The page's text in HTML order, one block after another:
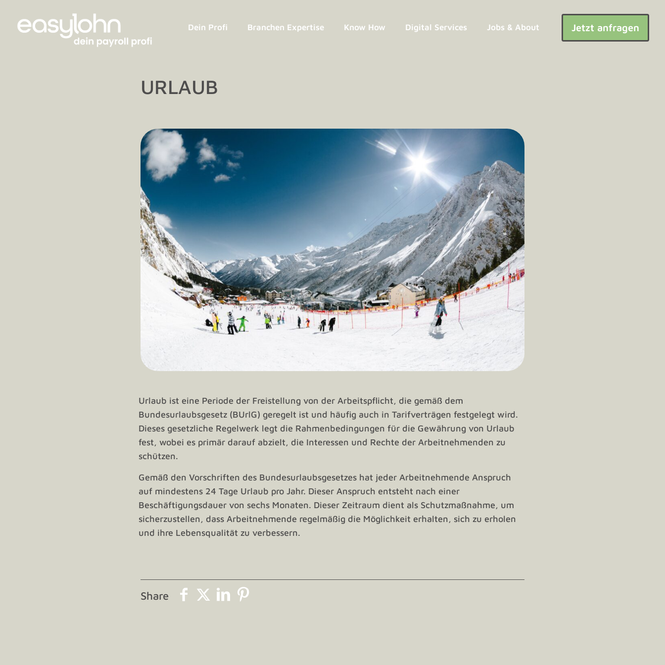
Dein Profi Branchen Expertise Know How Digital Services Jobs & About Jetzt anfragen
URLAUB
Urlaub ist eine Periode der Freistellung von der Arbeitspflicht, die gemäß dem
Bundesurlaubsgesetz (BUrlG) geregelt ist und häufig auch in Tarifverträgen festgelegt wird.
Dieses gesetzliche Regelwerk legt die Rahmenbedingungen für die Gewährung von Urlaub
fest, wobei es primär darauf abzielt, die Interessen und Rechte der Arbeitnehmenden zu
schützen.
Gemäß den Vorschriften des Bundesurlaubsgesetzes hat jeder Arbeitnehmende Anspruch
auf mindestens 24 Tage Urlaub pro Jahr. Dieser Anspruch entsteht nach einer
Beschäftigungsdauer von sechs Monaten. Dieser Zeitraum dient als Schutzmaßnahme, um
sicherzustellen, dass Arbeitnehmende regelmäßig die Möglichkeit erhalten, sich zu erholen
und ihre Lebensqualität zu verbessern.
Share